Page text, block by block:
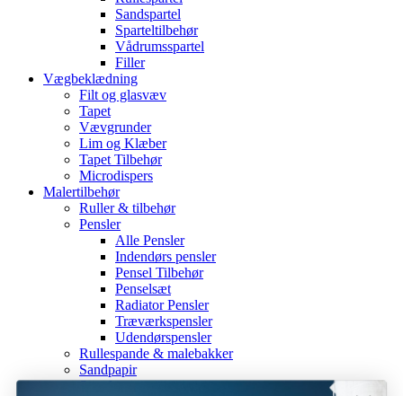
Sandspartel
Sparteltilbehør
Vådrumsspartel
Filler
Vægbeklædning
Filt og glasvæv
Tapet
Vævgrunder
Lim og Klæber
Tapet Tilbehør
Microdispers
Malertilbehør
Ruller & tilbehør
Pensler
Alle Pensler
Indendørs pensler
Pensel Tilbehør
Penselsæt
Radiator Pensler
Træværkspensler
Udendørspensler
Rullespande & malebakker
Sandpapir
Spartler